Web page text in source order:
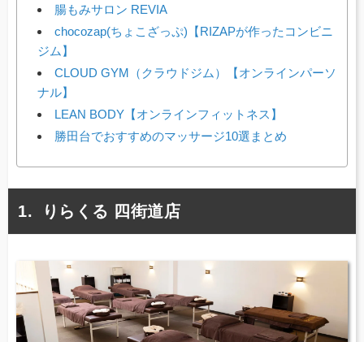
腸もみサロン REVIA
chocozap(ちょこざっぷ)【RIZAPが作ったコンビニ
ジム】
CLOUD GYM（クラウドジム）【オンラインパーソ
ナル】
LEAN BODY【オンラインフィットネス】
勝田台でおすすめのマッサージ10選まとめ
りらくる 四街道店